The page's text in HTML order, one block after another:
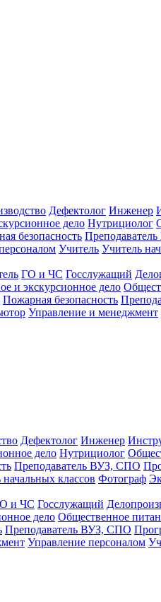
Дефектолог Инженер
дело Нутрициолог
безопасность
Учитель Учитель
ГО и ЧС Госслужащий
и экскурсионное дело
Пожарная безопасность
Управление и менеджмент
Дефектолог Инженер
дело Нутрициолог
Преподаватель ВУЗ, СПО
классов Фотограф
и ЧС Госслужащий
дело Общественное
Преподаватель ВУЗ, СПО
Управление персоналом